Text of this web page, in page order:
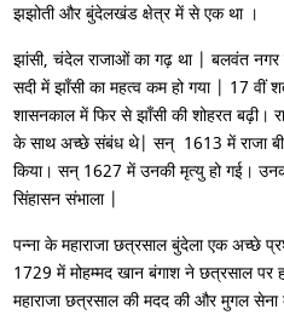
झझोती और बुंदेलखंड क्षेत्र में से एक था ।
झांसी, चंदेल राजाओं का गढ़ था | बलवंत नगर
सदी में झाँसी का महत्व कम हो गया | 17 वीं
शासनकाल में फिर से झाँसी की शोहरत बढ़ी।
के साथ अच्छे संबंध थे| सन‍‍् 1613 में राजा बीर
किया। सन‍‍् 1627 में उनकी मृत्यु हो गई।
सिंहासन संभाला |
पन्ना के महाराजा छत्रसाल बुंदेला एक अच्छे
1729 में मोहम्मद खान बंगाश ने छत्रसाल पर
महाराजा छत्रसाल की मदद की और मुगल